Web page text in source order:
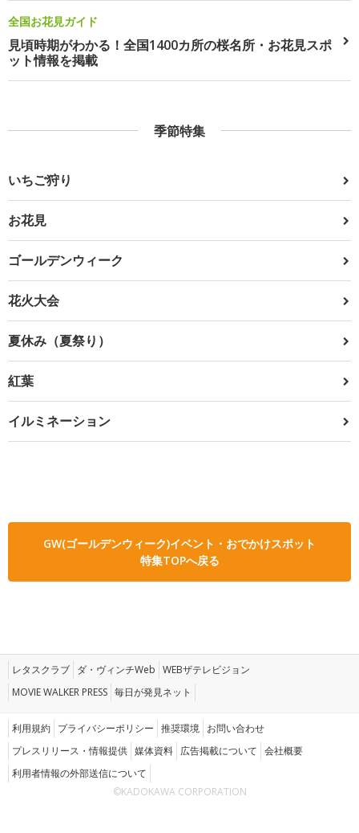
全国お花見ガイド
見頃時期がわかる！全国1400カ所の桜名所・お花見スポ
ット情報を掲載
季節特集
いちご狩り
お花見
ゴールデンウィーク
花火大会
夏休み（夏祭り）
紅葉
イルミネーション
GW(ゴールデンウィーク)イベント・おでかけスポット
特集TOPへ戻る
レタスクラブ ダ・ヴィンチWeb WEBザテレビジョン
MOVIE WALKER PRESS 毎日が発見ネット
利用規約 プライバシーポリシー 推奨環境 お問い合わせ
プレスリリース・情報提供 媒体資料 広告掲載について 会社概要
利用者情報の外部送信について
©KADOKAWA CORPORATION